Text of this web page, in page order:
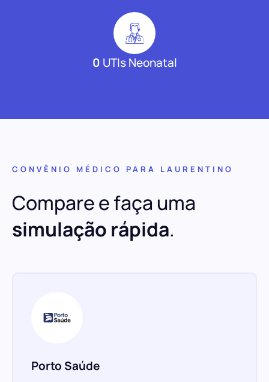
0 UTIs Neonatal
CONVÊNIO MÉDICO PARA LAURENTINO
Compare e faça uma
simulação rápida.
Porto Saúde